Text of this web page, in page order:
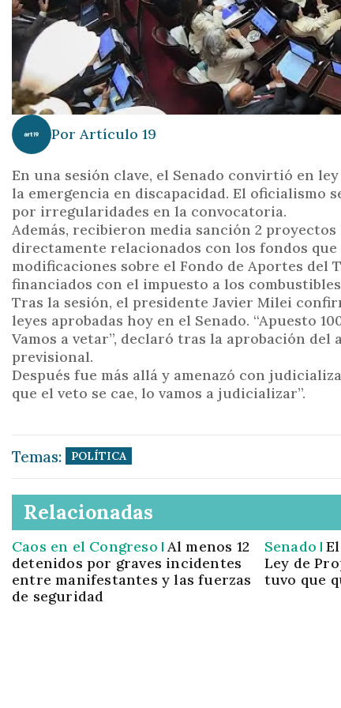
Por Artículo 19
En una sesión clave, el Senado convirtió en
la emergencia en discapacidad. El oficialismo
por irregularidades en la convocatoria.
Además, recibieron media sanción 2
directamente relacionados con los fondos
modificaciones sobre el Fondo de Aportes del
financiados con el impuesto a los
Tras la sesión, el presidente Javier Milei
leyes aprobadas hoy en el Senado. “Apuesto
Vamos a vetar”, declaró tras la aprobación
previsional.
Después fue más allá y amenazó con
que el veto se cae, lo vamos a judicializar”.
Temas: POLÍTICA
Relacionadas
Caos en el Congreso Al menos 12
detenidos por graves incidentes
entre manifestantes y las fuerzas
de seguridad
Senado
Ley de
tuvo que